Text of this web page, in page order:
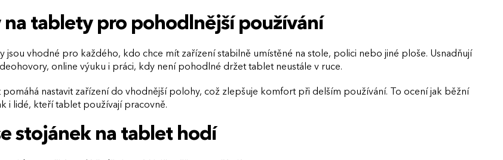
na tablety pro pohodlnější používání
jsou vhodné pro každého, kdo chce mít zařízení stabilně umístěné na stole, polici nebo jiné ploše. Usnadňují
online výuku i práci, kdy není pohodlné držet tablet neustále v ruce.
pomáhá nastavit zařízení do vhodnější polohy, což zlepšuje komfort při delším používání. To ocení jak běžní
i lidé, kteří tablet používají pracovně.
stojánek na tablet hodí